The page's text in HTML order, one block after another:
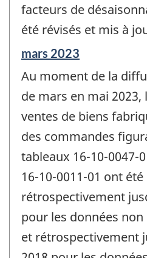
facteurs de
été révisés et mis à
Période
référence
de
-
mars 2023
Au moment de la
de mars en mai
ventes de biens
des commandes
tableaux 16-10-0047-
16-10-0011-01 ont
rétrospectivement
pour les données
et rétrospectivement